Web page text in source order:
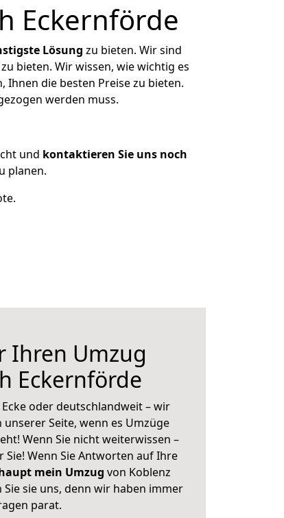
Eckernförde
Lösung zu bieten. Wir sind
bieten. Wir wissen, wie wichtig es
Ihnen die besten Preise zu bieten.
werden muss.
und kontaktieren Sie uns noch
planen.
Ihren Umzug
Eckernförde
oder deutschlandweit – wir
unserer Seite, wenn es Umzüge
Wenn Sie nicht weiterwissen –
Wenn Sie Antworten auf Ihre
mein Umzug von Koblenz
sie uns, denn wir haben immer
parat.